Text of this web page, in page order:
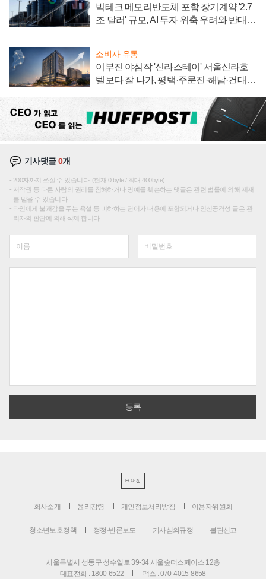
빅테크 메모리반도체 포함 장기계약 '2.7
조 달러' 규모, AI 투자 위축 우려와 반대
소비자·유통
이부진 야심작 '신라스테이' 서울신라호
텔보다 잘 나가, 평택·주문진·해남·건대로
기사댓글0개
200자까지 쓰실 수 있습니다. (현재 0 byte / 최대 400byte)
저작권 등 다른 사람의 권리를 침해하거나 명예를 훼손하는 댓글은 관련 법률에 의해 제재
를 받을 수 있습니다.
타인에게 불쾌감을 주는 욕설 등 비하하는 단어가 내용에 포함되거나 인신공격성 글은 관
리자의 판단에 의해 삭제 합니다.
PC버전
회사소개 윤리강령 개인정보처리방침 이용자위원회
청소년보호정책 정정·반론보도 기사심의규정 불편신고
서울특별시 성동구 성수일로 39-34 서울숲더스페이스 12층
대표전화 : 1800-6522
팩스 : 070-4015-8658